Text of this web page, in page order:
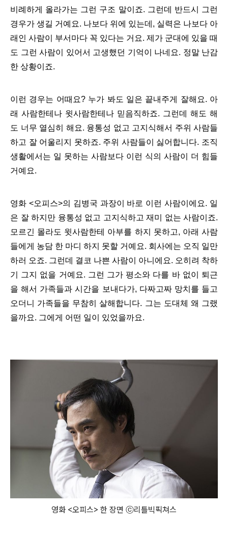
비례하게 올라가는 그런 구조 말이죠. 그런데 반드시 그런
경우가 생길 거예요. 나보다 위에 있는데, 실력은 나보다 아
래인 사람이 부서마다 꼭 있다는 거요. 제가 군대에 있을 때
도 그런 사람이 있어서 고생했던 기억이 나네요. 정말 난감
한 상황이죠.
이런 경우는 어때요? 누가 봐도 일은 끝내주게 잘해요. 아
래 사람한테나 윗사람한테나 믿음직하죠. 그런데 해도 해
도 너무 열심히 해요. 융통성 없고 고지식해서 주위 사람들
하고 잘 어울리지 못하죠. 주위 사람들이 싫어합니다. 조직
생활에서는 일 못하는 사람보다 이런 식의 사람이 더 힘들
거예요.
영화 <오피스>의 김병국 과장이 바로 이런 사람이에요. 일
은 잘 하지만 융통성 없고 고지식하고 재미 없는 사람이죠.
모르긴 몰라도 윗사람한테 아부를 하지 못하고, 아래 사람
들에게 농담 한 마디 하지 못할 거예요. 회사에는 오직 일만
하러 오죠. 그런데 결코 나쁜 사람이 아니에요. 오히려 착하
기 그지 없을 거예요. 그런 그가 평소와 다를 바 없이 퇴근
을 해서 가족들과 시간을 보내다가, 다짜고짜 망치를 들고
오더니 가족들을 무참히 살해합니다. 그는 도대체 왜 그랬
을까요. 그에게 어떤 일이 있었을까요.
영화 <오피스> 한 장면 ⓒ 리틀빅픽쳐스